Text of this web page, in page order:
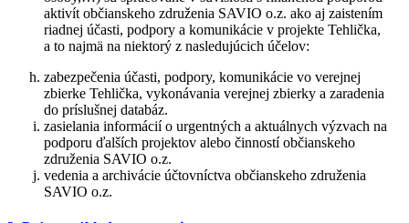
aktivít občianskeho združenia SAVIO o.z. ako aj zaistením
riadnej účasti, podpory a komunikácie v projekte Tehlička,
a to najmä na niektorý z nasledujúcich účelov:
zabezpečenia účasti, podpory, komunikácie vo verejnej
zbierke Tehlička, vykonávania verejnej zbierky a zaradenia
do príslušnej databáz.
zasielania informácií o urgentných a aktuálnych výzvach na
podporu ďalších projektov alebo činností občianskeho
združenia SAVIO o.z.
vedenia a archivácie účtovníctva občianskeho združenia
SAVIO o.z.